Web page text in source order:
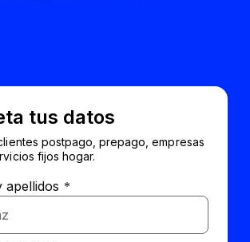
tus datos
postpago, prepago, empresas
fijos hogar.